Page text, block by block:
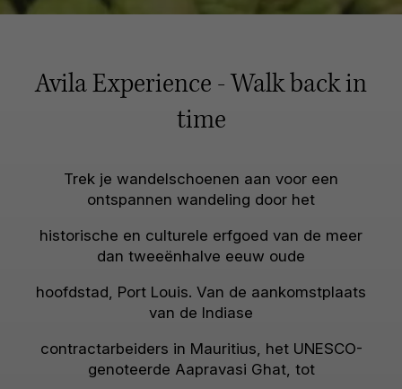
Avila Experience - Walk back in
time
Trek je wandelschoenen aan voor een
ontspannen wandeling door het
historische en culturele erfgoed van de meer
dan tweeënhalve eeuw oude
hoofdstad, Port Louis. Van de aankomstplaats
van de Indiase
contractarbeiders in Mauritius, het UNESCO-
genoteerde Aapravasi Ghat, tot